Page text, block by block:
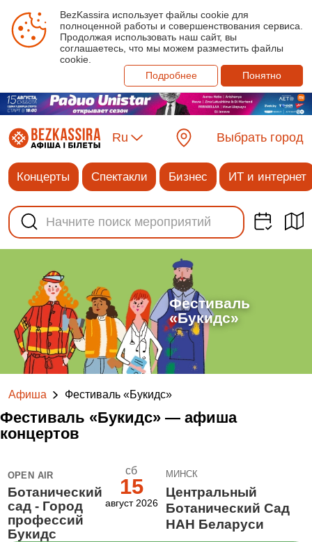
BezKassira использует файлы cookie для
полноценной работы и совершенствования сервиса.
Продолжая использовать наш сайт, вы
соглашаетесь, что мы можем разместить файлы
cookie.
Подробнее
Понятно
Ru Выбрать город
Концерты Спектакли Бизнес ИТ и интернет
Фестиваль
«Букидс»
Афиша Фестиваль «Букидс»
Фестиваль «Букидс» — афиша
концертов
OPEN AIR
Ботанический
сад - Город
профессий
Букидс
сб
15
август 2026
МИНСК
Центральный
Ботанический Сад
НАН Беларуси